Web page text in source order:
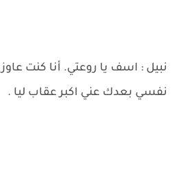
نبيل : اسف يا روعتي. أنا كنت
نفسي بعدك عني اكبر عقاب ليا .